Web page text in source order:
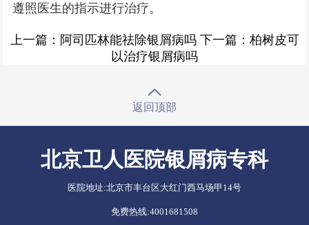
遵照医生的指示进行治疗。
上一篇： 阿司匹林能祛除银屑病吗下一篇： 柏树皮可
以治疗银屑病吗
返回顶部
北京卫人医院银屑病专科
医院地址:北京市丰台区大红门西马场甲14号
免费热线:4001681508